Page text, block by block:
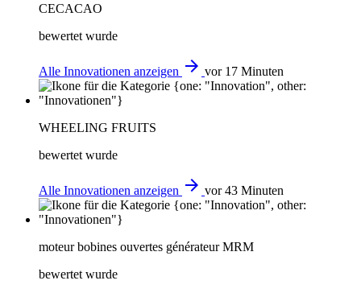
CECACAO
bewertet wurde
Alle Innovationen anzeigen arrow_forward vor 17 Minuten
WHEELING FRUITS
bewertet wurde
Alle Innovationen anzeigen arrow_forward vor 43 Minuten
moteur bobines ouvertes générateur MRM
bewertet wurde